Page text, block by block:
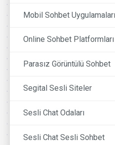
Mobil Sohbet Uygulamaları
Online Sohbet Platformları
Parasız Görüntülü Sohbet
Segital Sesli Siteler
Sesli Chat Odaları
Sesli Chat Sesli Sohbet